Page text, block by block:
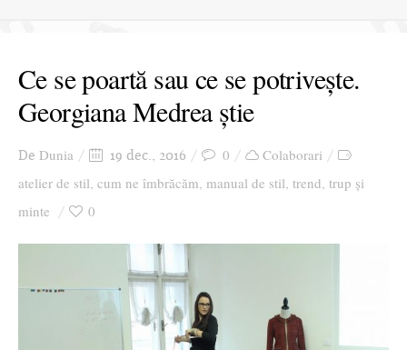
Zice Dunia
Călătorii
Cursuri povestite
Ziua culorii
Ce se poartă sau ce se potrivește.
Georgiana Medrea știe
De Dunia 19 dec., 2016 0
Colaborari
atelier de stil, cum ne îmbrăcăm, manual de stil, trend, trup și
minte
0